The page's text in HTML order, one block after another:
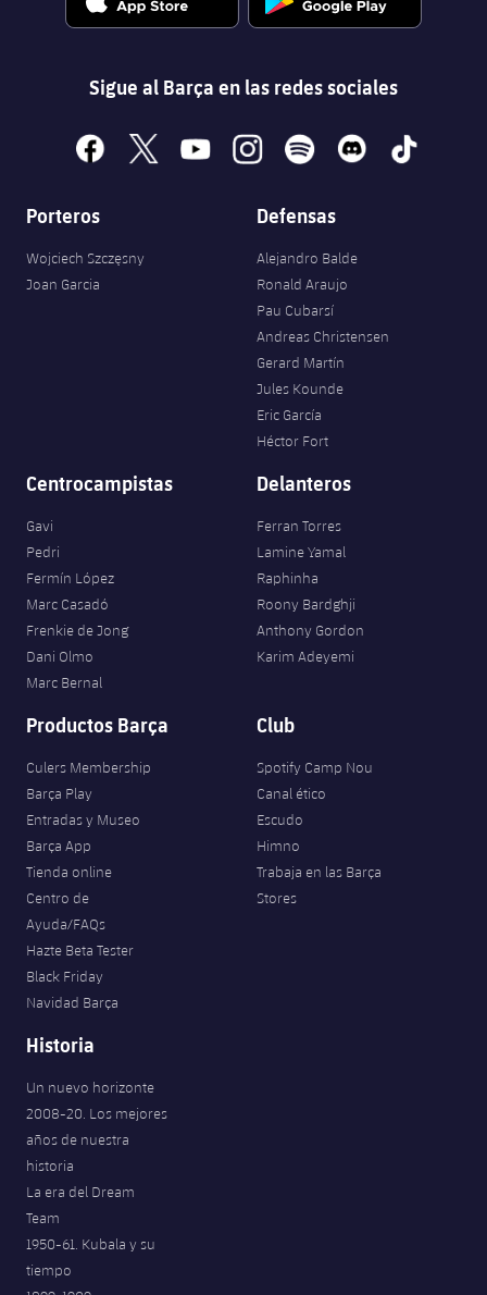
Sigue al Barça en las redes sociales
facebook
x youtubeinstagramspotify discord tiktok
Porteros
Wojciech Szczęsny
Joan Garcia
Defensas
Alejandro Balde
Ronald Araujo
Pau Cubarsí
Andreas Christensen
Gerard Martín
Jules Kounde
Eric García
Héctor Fort
Centrocampistas
Gavi
Pedri
Fermín López
Marc Casadó
Frenkie de Jong
Dani Olmo
Marc Bernal
Delanteros
Ferran Torres
Lamine Yamal
Raphinha
Roony Bardghji
Anthony Gordon
Karim Adeyemi
Productos Barça
Culers Membership
Barça Play
Entradas y Museo
Barça App
Tienda online
Centro de
Ayuda/FAQs
Hazte Beta Tester
Black Friday
Navidad Barça
Club
Spotify Camp Nou
Canal ético
Escudo
Himno
Trabaja en las Barça
Stores
Historia
Un nuevo horizonte
2008-20. Los mejores
años de nuestra
historia
La era del Dream
Team
1950-61. Kubala y su
tiempo